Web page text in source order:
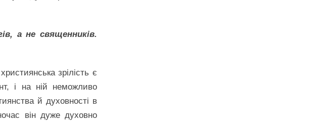
а не священників.
зрілість є
і на ній неможливо
й духовності в
він дуже духовно